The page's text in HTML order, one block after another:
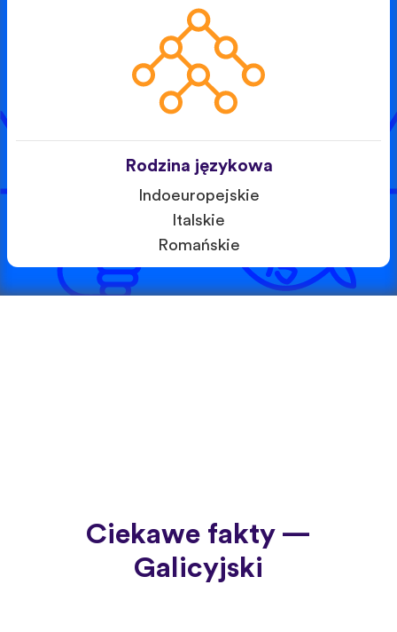
Rodzina językowa
Indoeuropejskie
Italskie
Romańskie
Ciekawe fakty —
Galicyjski